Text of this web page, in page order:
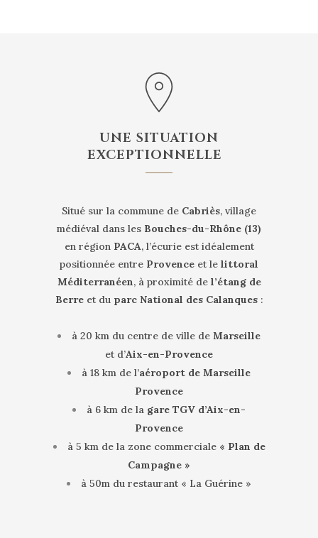
UNE SITUATION
EXCEPTIONNELLE
Situé sur la commune de Cabriès, village
médiéval dans les Bouches-du-Rhône (13)
en région PACA, l’écurie est idéalement
positionnée entre Provence et le littoral
Méditerranéen, à proximité de l’étang de
Berreet du parc National des Calanques:
à 20 km du centre de ville de Marseille
et d’Aix-en-Provence
à 18 km de l’aéroport de Marseille
Provence
à 6 km de la gare TGV d’Aix-en-
Provence
à 5 km de la zone commerciale « Plan de
Campagne »
à 50m du restaurant « La Guérine »